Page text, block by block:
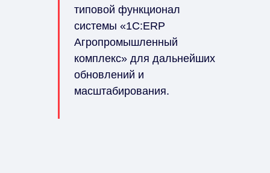
типовой функционал
системы «1С:ERP
Агропромышленный
комплекс» для дальнейших
обновлений и
масштабирования.